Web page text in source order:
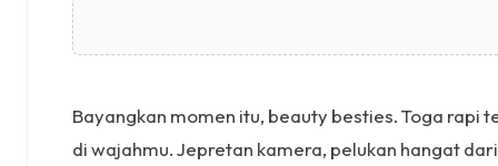
Bayangkan momen itu, beauty besties. Toga rapi
di wajahmu. Jepretan kamera, pelukan hangat